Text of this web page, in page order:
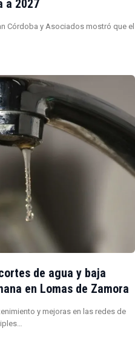
a 2027
Córdoba y Asociados mostró que el
de agua y baja
en Lomas de Zamora
y mejoras en las redes de